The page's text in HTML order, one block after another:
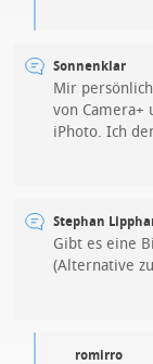
Sonnenklar
Mir
von Camera+
iPhoto. Ich
Stephan
Gibt es eine
(Alternative
romirro